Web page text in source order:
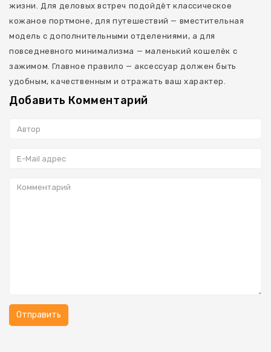
жизни. Для деловых встреч подойдёт классическое
кожаное портмоне, для путешествий — вместительная
модель с дополнительными отделениями, а для
повседневного минимализма — маленький кошелёк с
зажимом. Главное правило — аксессуар должен быть
удобным, качественным и отражать ваш характер.
Добавить Комментарий